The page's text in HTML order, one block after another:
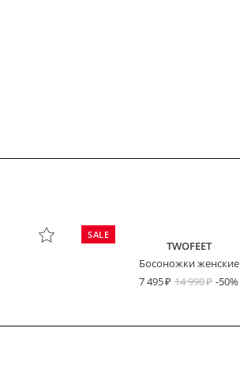
SALE
TWOFEET
Босоножки женские
7 495
14 990 -50%